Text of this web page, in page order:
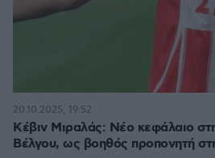
Κέβιν Μιραλάς: Νέο κεφάλαιο
Βέλγου, ως βοηθός προπονητή
20.10.2025, 19:52